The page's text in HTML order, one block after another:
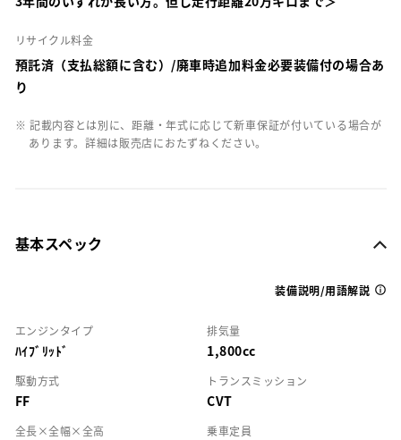
リサイクル料金
預託済（支払総額に含む）/廃車時追加料金必要装備付の場合あ
り
※ 記載内容とは別に、距離・年式に応じて新車保証が付いている場合が
あります。詳細は販売店におたずねください。
基本スペック
装備説明/用語解説
エンジンタイプ
ﾊｲﾌﾞﾘｯﾄﾞ
排気量
1,800cc
駆動方式
FF
トランスミッション
CVT
全長×全幅×全高 乗車定員